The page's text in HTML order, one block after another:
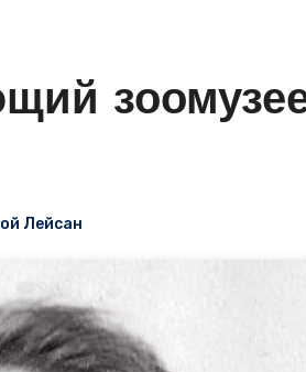
Лейсан